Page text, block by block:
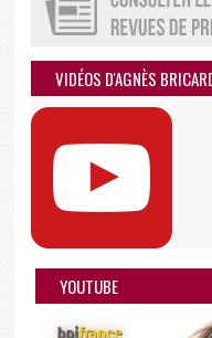
VIDÉOS D'AGNÈS
YOUTUBE